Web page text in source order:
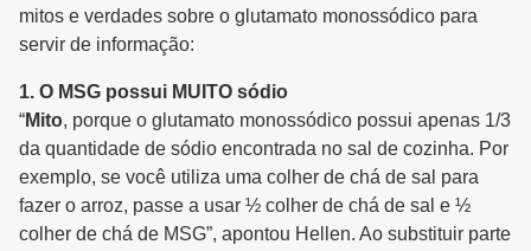
mitos e verdades sobre o glutamato monossódico para
servir de informação:
1. O MSG possui MUITO sódio
“Mito, porque o glutamato monossódico possui apenas 1/3
da quantidade de sódio encontrada no sal de cozinha. Por
exemplo, se você utiliza uma colher de chá de sal para
fazer o arroz, passe a usar ½ colher de chá de sal e ½
colher de chá de MSG”, apontou Hellen. Ao substituir parte